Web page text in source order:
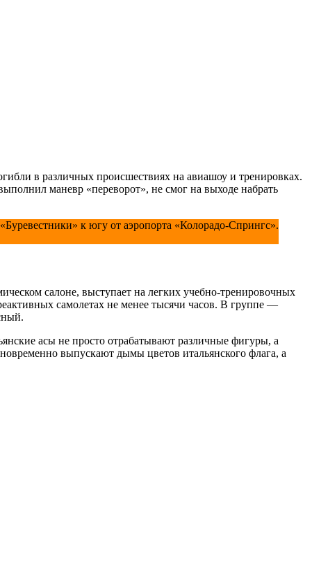
в различных происшествиях на авиашоу и тренировках.
маневр «переворот», не смог на выходе набрать
к югу от аэропорта «Колорадо-Спрингс».
салоне, выступает на легких учебно-тренировочных
самолетах не менее тысячи часов. В группе —
асы не просто отрабатывают различные фигуры, а
выпускают дымы цветов итальянского флага, а